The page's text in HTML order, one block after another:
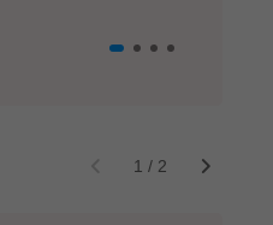
1 / 2